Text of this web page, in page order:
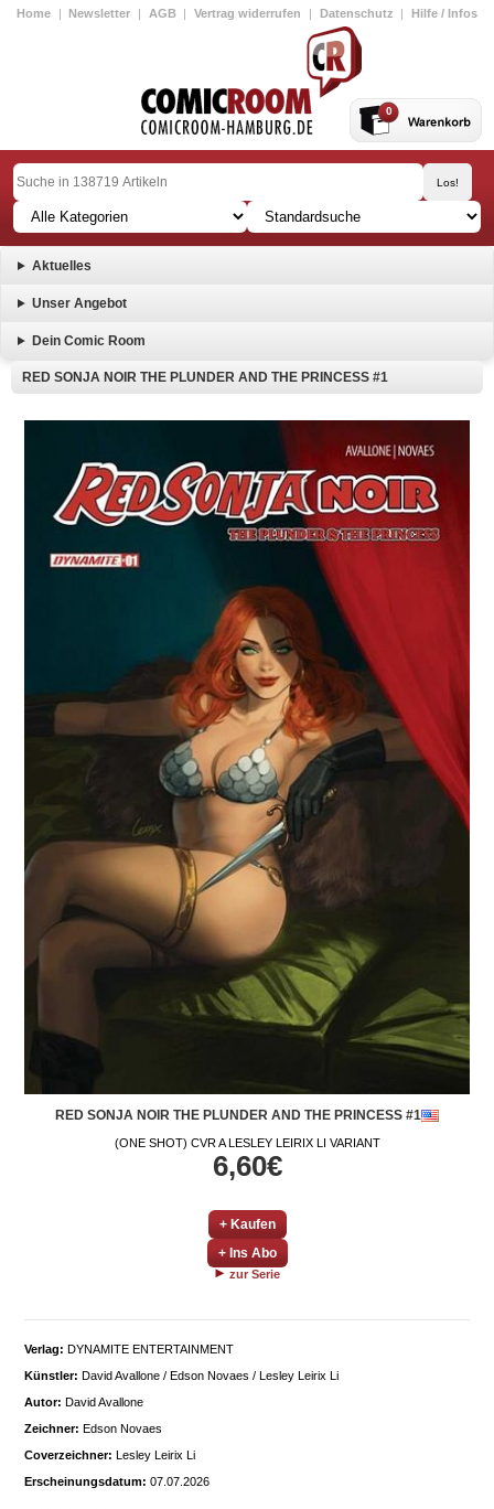
Home | Newsletter | AGB | Vertrag widerrufen | Datenschutz | Hilfe / Infos
0
Aktuelles
Unser Angebot
Dein Comic Room
RED SONJA NOIR THE PLUNDER AND THE PRINCESS #1
RED SONJA NOIR THE PLUNDER AND THE PRINCESS #1
(ONE SHOT) CVR A LESLEY LEIRIX LI VARIANT
6,60€
+ Kaufen
+ Ins Abo
zur Serie
Verlag: DYNAMITE ENTERTAINMENT
Künstler: David Avallone / Edson Novaes / Lesley Leirix Li
Autor: David Avallone
Zeichner: Edson Novaes
Coverzeichner: Lesley Leirix Li
Erscheinungsdatum: 07.07.2026